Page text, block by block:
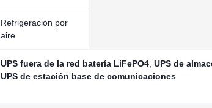
Refrigeración por
aire
UPS fuera de la red batería LiFePO4 UPS de
UPS de estación base de comunicaciones